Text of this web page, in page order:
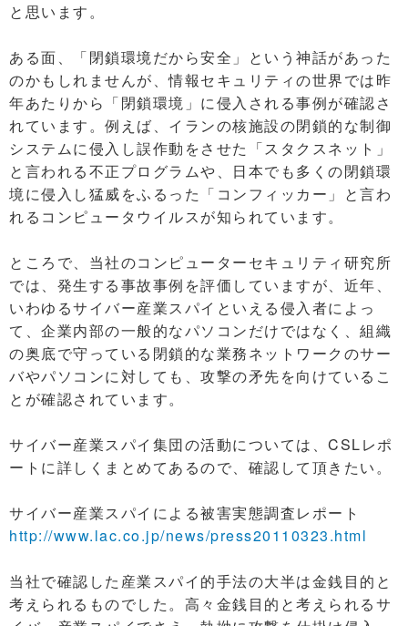
と思います。
ある面、「閉鎖環境だから安全」という神話があった
のかもしれませんが、情報セキュリティの世界では昨
年あたりから「閉鎖環境」に侵入される事例が確認さ
れています。例えば、イランの核施設の閉鎖的な制御
システムに侵入し誤作動をさせた「スタクスネット」
と言われる不正プログラムや、日本でも多くの閉鎖環
境に侵入し猛威をふるった「コンフィッカー」と言わ
れるコンピュータウイルスが知られています。
ところで、当社のコンピューターセキュリティ研究所
では、発生する事故事例を評価していますが、近年、
いわゆるサイバー産業スパイといえる侵入者によっ
て、企業内部の一般的なパソコンだけではなく、組織
の奥底で守っている閉鎖的な業務ネットワークのサー
バやパソコンに対しても、攻撃の矛先を向けているこ
とが確認されています。
サイバー産業スパイ集団の活動については、CSLレポ
ートに詳しくまとめてあるので、確認して頂きたい。
サイバー産業スパイによる被害実態調査レポート
http://www.lac.co.jp/news/press20110323.html
当社で確認した産業スパイ的手法の大半は金銭目的と
考えられるものでした。高々金銭目的と考えられるサ